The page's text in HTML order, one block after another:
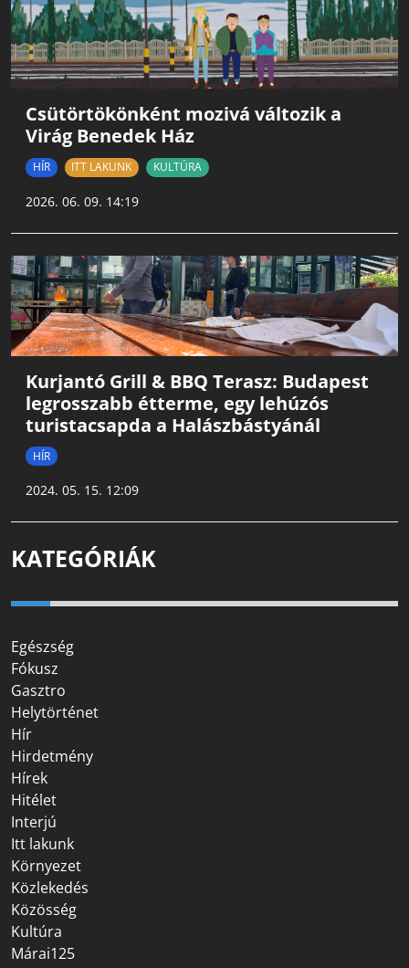
Csütörtökönként mozivá változik a
Virág Benedek Ház
HÍR ITT LAKUNK KULTÚRA
2026. 06. 09. 14:19
Kurjantó Grill & BBQ Terasz: Budapest
legrosszabb étterme, egy lehúzós
turistacsapda a Halászbástyánál
HÍR
2024. 05. 15. 12:09
KATEGÓRIÁK
Egészség
Fókusz
Gasztro
Helytörténet
Hír
Hirdetmény
Hírek
Hitélet
Interjú
Itt lakunk
Környezet
Közlekedés
Közösség
Kultúra
Márai125